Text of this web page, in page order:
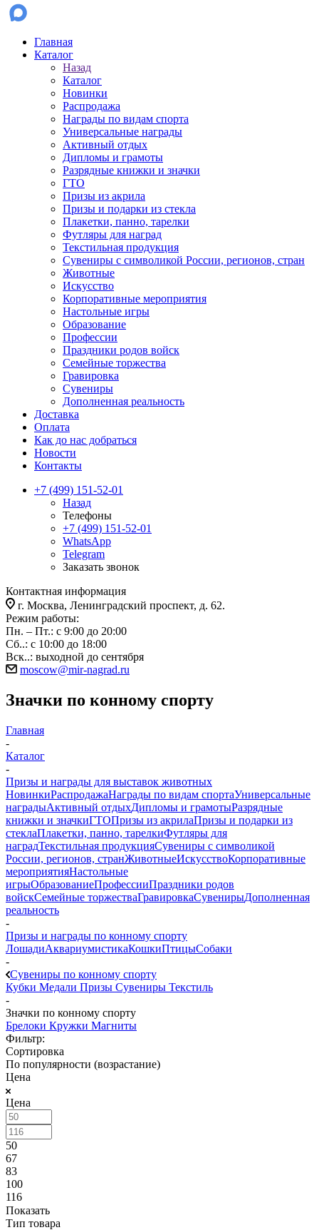
Главная
Каталог
Назад
Каталог
Новинки
Распродажа
Награды по видам спорта
Универсальные награды
Активный отдых
Дипломы и грамоты
Разрядные книжки и значки
ГТО
Призы из акрила
Призы и подарки из стекла
Плакетки, панно, тарелки
Футляры для наград
Текстильная продукция
Сувениры с символикой России, регионов, стран
Животные
Искусство
Корпоративные мероприятия
Настольные игры
Образование
Профессии
Праздники родов войск
Семейные торжества
Гравировка
Сувениры
Дополненная реальность
Доставка
Оплата
Как до нас добраться
Новости
Контакты
+7 (499) 151-52-01
Назад
Телефоны
+7 (499) 151-52-01
WhatsApp
Telegram
Заказать звонок
Контактная информация
г. Москва, Ленинградский проспект, д. 62.
Режим работы:
Пн. – Пт.: с 9:00 до 20:00
Сб..: с 10:00 до 18:00
Вск..: выходной до сентября
moscow@mir-nagrad.ru
Значки по конному спорту
Главная
-
Каталог
-
Призы и награды для выставок животных
НовинкиРаспродажаНаграды по видам спортаУниверсальные
наградыАктивный отдыхДипломы и грамотыРазрядные
книжки и значкиГТОПризы из акрилаПризы и подарки из
стеклаПлакетки, панно, тарелкиФутляры для
наградТекстильная продукцияСувениры с символикой
России, регионов, странЖивотныеИскусствоКорпоративные
мероприятияНастольные
игрыОбразованиеПрофессииПраздники родов
войскСемейные торжестваГравировкаСувенирыДополненная
реальность
-
Призы и награды по конному спорту
ЛошадиАквариумистикаКошкиПтицыСобаки
-
Сувениры по конному спорту
Кубки Медали Призы Сувениры Текстиль
-
Значки по конному спорту
Брелоки Кружки Магниты
Фильтр:
Сортировка
По популярности (возрастание)
Цена
Цена
50
67
83
100
116
Показать
Тип товара